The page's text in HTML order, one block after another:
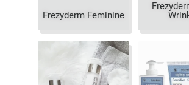
Frezyderm Feminine